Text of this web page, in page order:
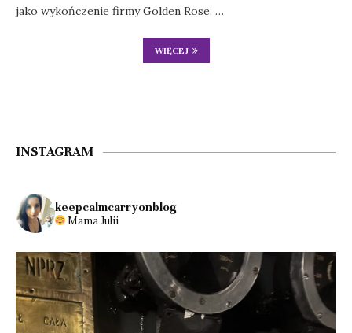
jako wykończenie firmy Golden Rose. …
WIĘCEJ
INSTAGRAM
keepcalmcarryonblog
Mama Julii